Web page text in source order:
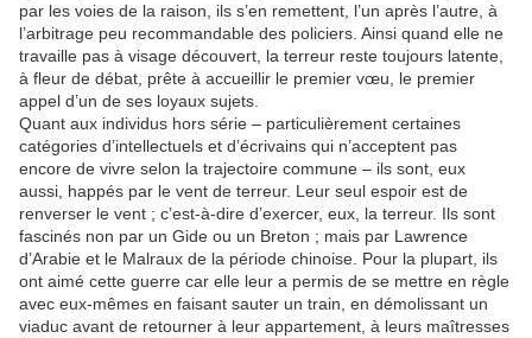
par les voies de la raison, ils s’en remettent, l’un après l’autre, à
l’arbitrage peu recommandable des policiers. Ainsi quand elle ne
travaille pas à visage découvert, la terreur reste toujours latente,
à fleur de débat, prête à accueillir le premier vœu, le premier
appel d’un de ses loyaux sujets.
Quant aux individus hors série – particulièrement certaines
catégories d’intellectuels et d’écrivains qui n’acceptent pas
encore de vivre selon la trajectoire commune – ils sont, eux
aussi, happés par le vent de terreur. Leur seul espoir est de
renverser le vent ; c’est-à-dire d’exercer, eux, la terreur. Ils sont
fascinés non par un Gide ou un Breton ; mais par Lawrence
d’Arabie et le Malraux de la période chinoise. Pour la plupart, ils
ont aimé cette guerre car elle leur a permis de se mettre en règle
avec eux-mêmes en faisant sauter un train, en démolissant un
viaduc avant de retourner à leur appartement, à leurs maîtresses